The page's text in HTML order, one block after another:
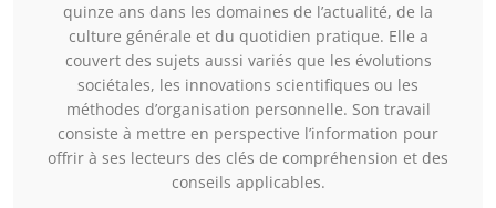
quinze ans dans les domaines de l’actualité, de la
culture générale et du quotidien pratique. Elle a
couvert des sujets aussi variés que les évolutions
sociétales, les innovations scientifiques ou les
méthodes d’organisation personnelle. Son travail
consiste à mettre en perspective l’information pour
offrir à ses lecteurs des clés de compréhension et des
conseils applicables.